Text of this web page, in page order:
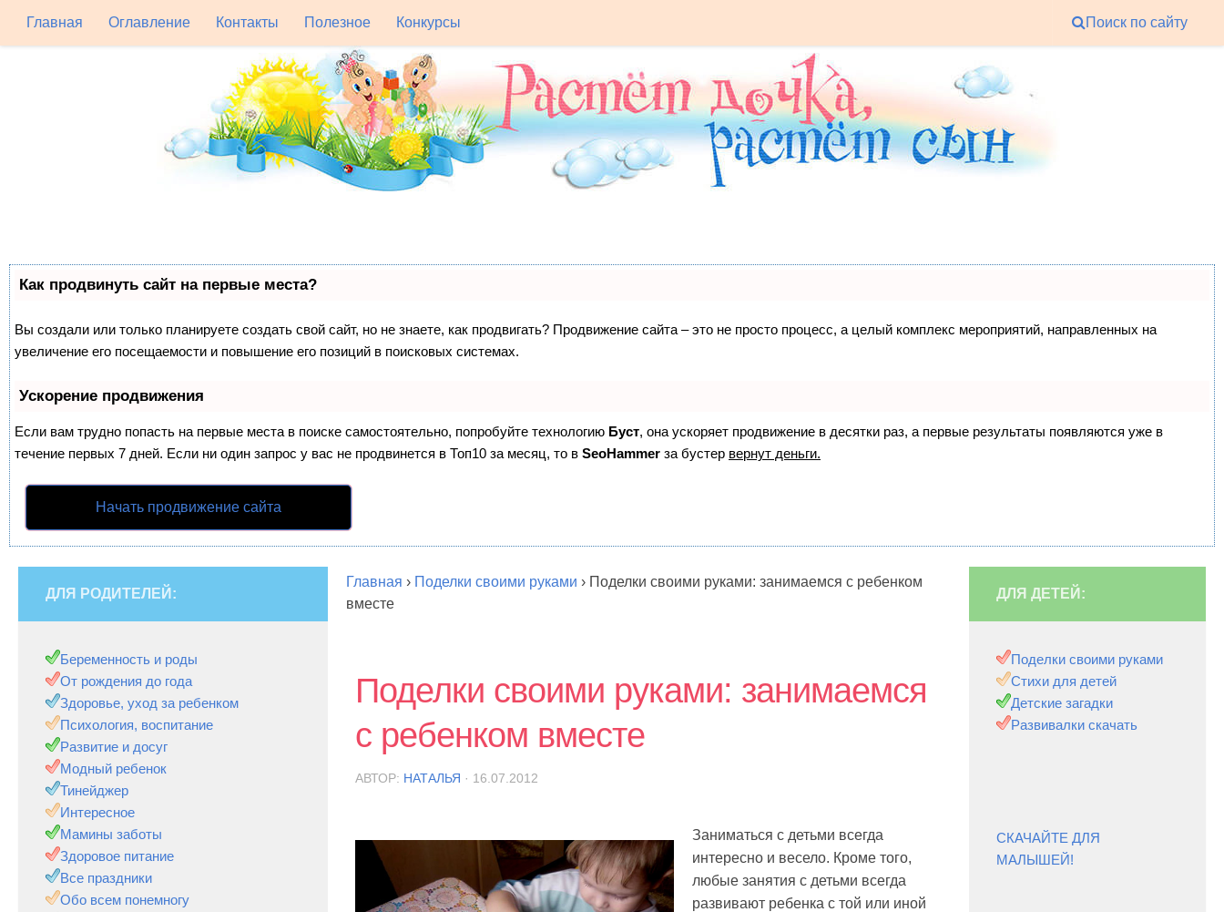
Главная Оглавление Контакты Полезное Конкурсы Поиск по сайту
Как продвинуть сайт на первые места?
Вы создали или только планируете создать свой сайт, но не знаете, как продвигать? Продвижение сайта – это не просто процесс, а целый комплекс мероприятий, направленных на
увеличение его посещаемости и повышение его позиций в поисковых системах.
Ускорение продвижения
Если вам трудно попасть на первые места в поиске самостоятельно, попробуйте технологию Буст, она ускоряет продвижение в десятки раз, а первые результаты появляются уже в
течение первых 7 дней. Если ни один запрос у вас не продвинется в Топ10 за месяц, то в SeoHammer за бустер вернут деньги.
Начать продвижение сайта
Главная › Поделки своими руками › Поделки своими руками: занимаемся с ребенком
вместе
Поделки своими руками: занимаемся
с ребенком вместе
АВТОР: НАТАЛЬЯ · 16.07.2012
Заниматься с детьми всегда
интересно и весело. Кроме того,
любые занятия с детьми всегда
развивают ребенка с той или иной
ДЛЯ РОДИТЕЛЕЙ:
Беременность и роды
От рождения до года
Здоровье, уход за ребенком
Психология, воспитание
Развитие и досуг
Модный ребенок
Тинейджер
Интересное
Мамины заботы
Здоровое питание
Все праздники
Обо всем понемногу
ДЛЯ ДЕТЕЙ:
Поделки своими руками
Стихи для детей
Детские загадки
Развивалки скачать
СКАЧАЙТЕ ДЛЯ
МАЛЫШЕЙ!